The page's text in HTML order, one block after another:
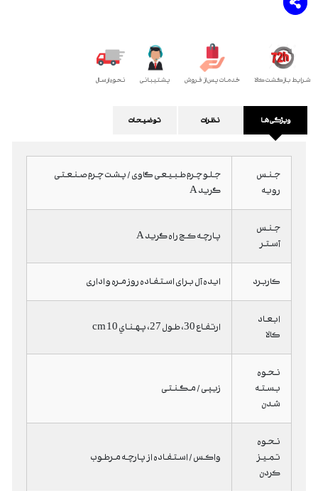
شرایط بازگشت کالا خدمات پس از فروش پشتیبانی نحوه ارسال
ویژگی ها نظرات توضیحات
جنس
رویه
جلو چرم طبیعی گاوی / پشت چرم صنعتی
گرید A
جنس
آستر
پارچه کج راه گرید A
کاربرد ایده آل برای استفاده روزمره و اداری
ابعاد
کالا
ارتفاع 30، طول 27، پهناي 10 cm
نحوه
بسته
شدن
زیپی / مگنتی
نحوه
تمیز
کردن
واکس / استفاده از پارچه مرطوب